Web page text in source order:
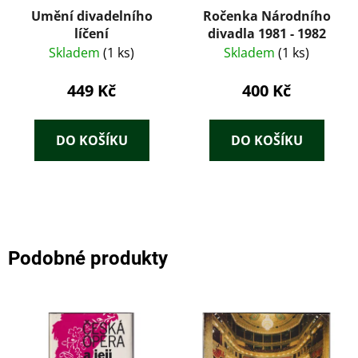
Umění divadelního
líčení
Skladem (1 ks)
449 Kč
DO KOŠÍKU
Ročenka Národního
divadla 1981 - 1982
Skladem (1 ks)
400 Kč
DO KOŠÍKU
Podobné produkty